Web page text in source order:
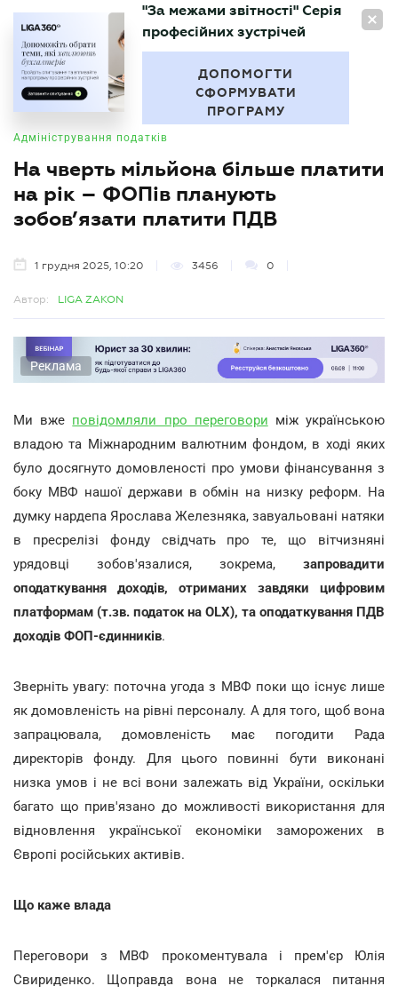
UA
БУХГАЛТЕР
"За межами звітності" Серія
професійних зустрічей
ДОПОМОГТИ
СФОРМУВАТИ
ПРОГРАМУ
Адміністрування податків
На чверть мільйона більше платити
на рік – ФОПів планують
зобов’язати платити ПДВ
1 грудня 2025, 10:20 3456 0
Автор: LIGA ZAKON
Реклама
Ми вже повідомляли про переговори між українською
владою та Міжнародним валютним фондом, в ході яких
було досягнуто домовленості про умови фінансування з
боку МВФ нашої держави в обмін на низку реформ. На
думку нардепа Ярослава Железняка, завуальовані натяки
в пресрелізі фонду свідчать про те, що вітчизняні
урядовці зобов'язалися, зокрема, запровадити
оподаткування доходів, отриманих завдяки цифровим
платформам (т.зв. податок на OLX), та оподаткування ПДВ
доходів ФОП-єдинників.
Зверніть увагу: поточна угода з МВФ поки що існує лише
як домовленість на рівні персоналу. А для того, щоб вона
запрацювала, домовленість має погодити Рада
директорів фонду. Для цього повинні бути виконані
низка умов і не всі вони залежать від України, оскільки
багато що прив'язано до можливості використання для
відновлення української економіки заморожених в
Європі російських активів.
Що каже влада
Переговори з МВФ прокоментувала і прем'єр Юлія
Свириденко. Щоправда вона не торкалася питання